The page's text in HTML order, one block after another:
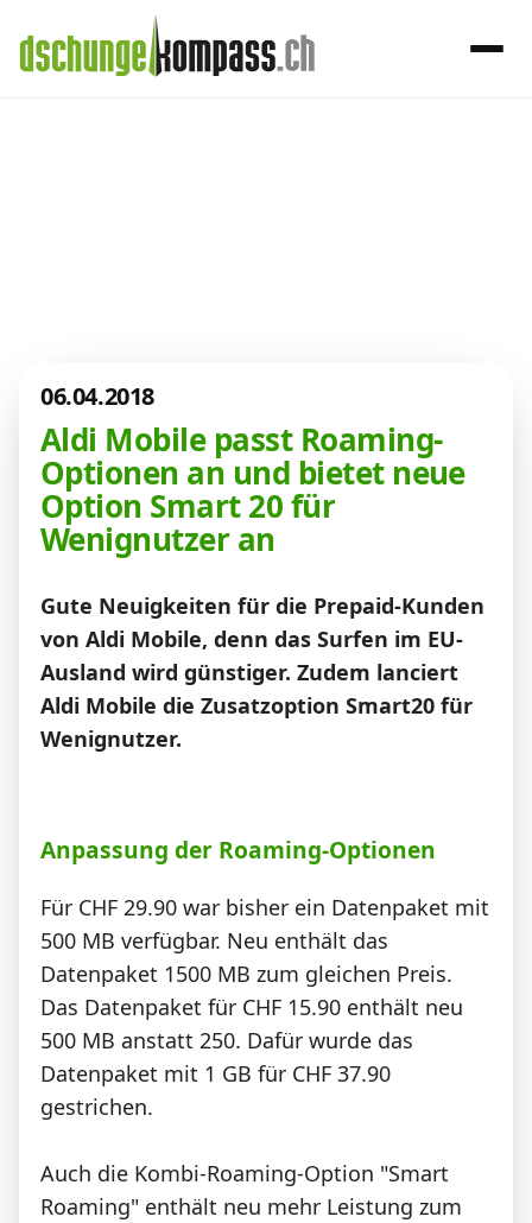
Kombi-Angebote
Aktionen
Forum
Über uns
06.04.2018
Aldi Mobile passt Roaming-
Optionen an und bietet neue
Option Smart 20 für
Wenignutzer an
Gute Neuigkeiten für die Prepaid-Kunden
von Aldi Mobile, denn das Surfen im EU-
Ausland wird günstiger. Zudem lanciert
Aldi Mobile die Zusatzoption Smart20 für
Wenignutzer.
Anpassung der Roaming-Optionen
Für CHF 29.90 war bisher ein Datenpaket mit
500 MB verfügbar. Neu enthält das
Datenpaket 1500 MB zum gleichen Preis.
Das Datenpaket für CHF 15.90 enthält neu
500 MB anstatt 250. Dafür wurde das
Datenpaket mit 1 GB für CHF 37.90
gestrichen.
Auch die Kombi-Roaming-Option "Smart
Roaming" enthält neu mehr Leistung zum